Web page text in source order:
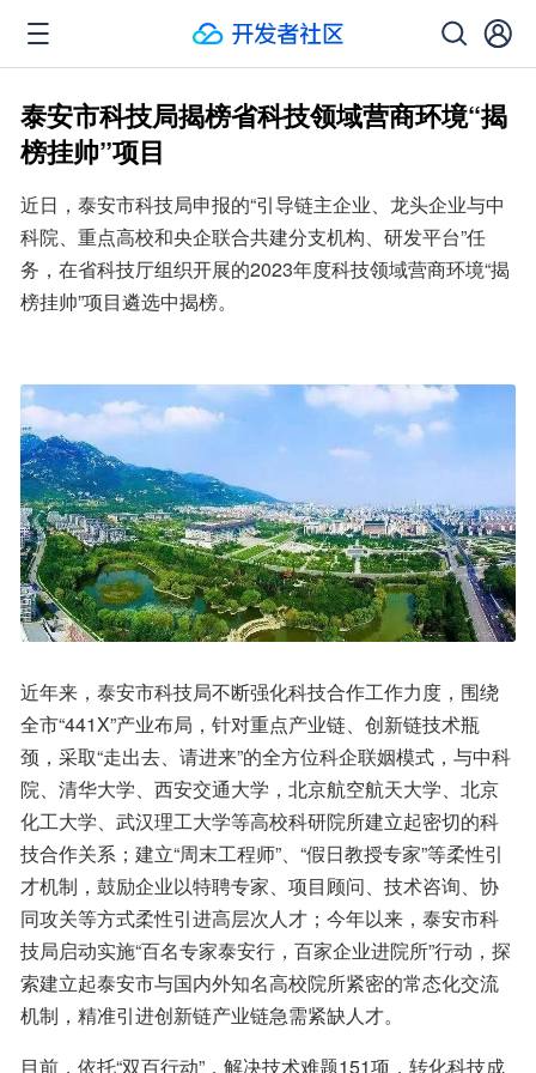
泰安市科技局揭榜省科技领域营商环境“揭
榜挂帅”项目
近日，泰安市科技局申报的“引导链主企业、龙头企业与中
科院、重点高校和央企联合共建分支机构、研发平台”任
务，在省科技厅组织开展的2023年度科技领域营商环境“揭
榜挂帅”项目遴选中揭榜。
近年来，泰安市科技局不断强化科技合作工作力度，围绕
全市“441X”产业布局，针对重点产业链、创新链技术瓶
颈，采取“走出去、请进来”的全方位科企联姻模式，与中科
院、清华大学、西安交通大学，北京航空航天大学、北京
化工大学、武汉理工大学等高校科研院所建立起密切的科
技合作关系；建立“周末工程师”、“假日教授专家”等柔性引
才机制，鼓励企业以特聘专家、项目顾问、技术咨询、协
同攻关等方式柔性引进高层次人才；今年以来，泰安市科
技局启动实施“百名专家泰安行，百家企业进院所”行动，探
索建立起泰安市与国内外知名高校院所紧密的常态化交流
机制，精准引进创新链产业链急需紧缺人才。
目前，依托“双百行动”，解决技术难题151项，转化科技成